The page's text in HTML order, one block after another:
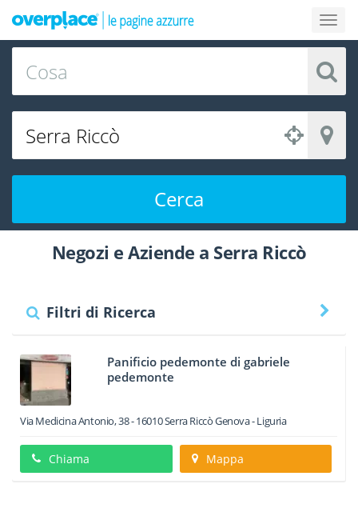
Cerca
Negozi e Aziende a Serra Riccò
Filtri di Ricerca
Panificio pedemonte di gabriele
pedemonte
Via Medicina Antonio, 38-16010Serra RiccòGenova -Liguria
Chiama Mappa